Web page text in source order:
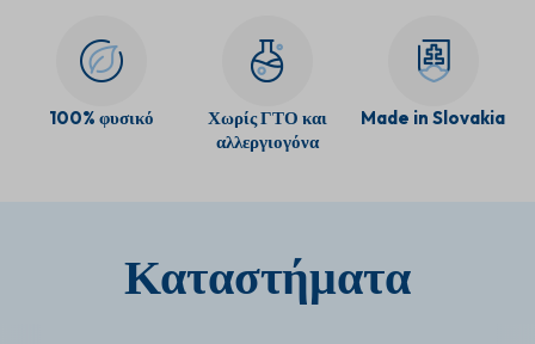
100% φυσικό
Χωρίς ΓΤΟ και
αλλεργιογόνα
Made in Slovakia
Καταστήματα